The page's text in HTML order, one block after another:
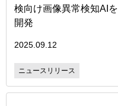
検向け画像異常検知AIを
開発
2025.09.12
ニュースリリース